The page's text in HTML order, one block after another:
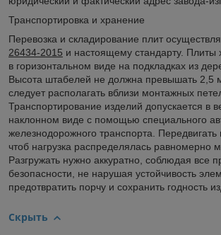
Транспортировка и хранение
Перевозка и складирование плит
26434-2015 и настоящему стандарту. Плиты
в горизонтальном виде на подкладках из
Высота штабелей не должна превышать 2,5
следует располагать вблизи монтажных
Транспортирование изделий допускается в
наклонном виде с помощью специального
железнодорожного транспорта. Передвигать
чтоб нагрузка распределялась равномерно
Разгружать нужно аккуратно, соблюдая все
безопасности, не нарушая устойчивость
предотвратить порчу и сохранить годность
Скрыть